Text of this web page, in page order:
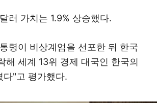
러 가치는 1.9% 상승했다.
령이 비상계엄을 선포한 뒤 한국
해 세계 13위 경제 대국인 한국의
다"고 평가했다.